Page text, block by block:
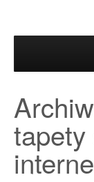
Przykładowa
Strona Główna